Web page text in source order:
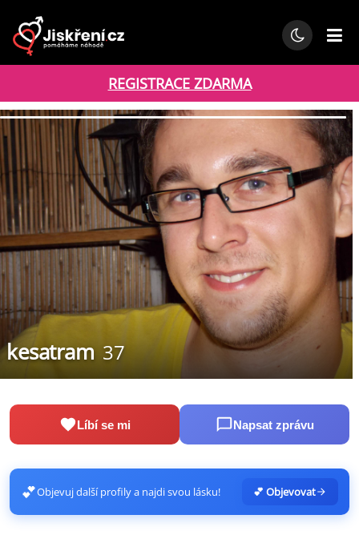
REGISTRACE ZDARMA
kesatram 37
Líbí se mi Napsat zprávu
💕Objevuj další profily a najdi svou lásku! 💕 Objevovat